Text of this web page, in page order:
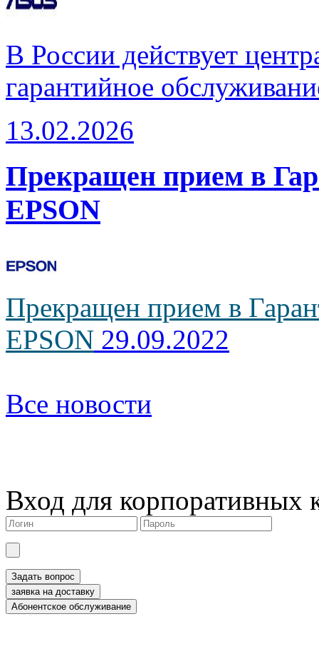
В России действует
гарантийное
13.02.2026
Прекращен прием в
EPSON
Прекращен прием в
EPSON 29.09.2022
Все новости
Вход для корпоративных